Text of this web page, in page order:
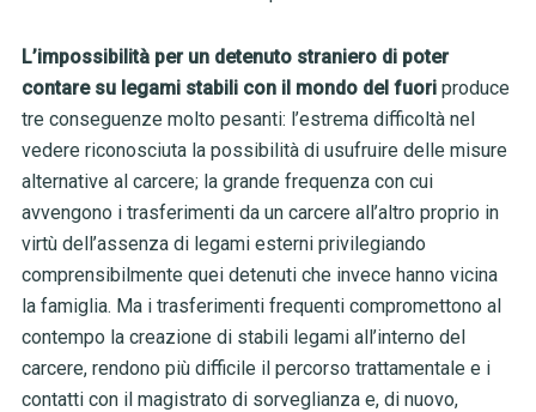
L’impossibilità per un detenuto straniero di poter
contare su legami stabili con il mondo del fuoriproduce
tre conseguenze molto pesanti: l’estrema difficoltà nel
vedere riconosciuta la possibilità di usufruire delle misure
alternative al carcere; la grande frequenza con cui
avvengono i trasferimenti da un carcere all’altro proprio in
virtù dell’assenza di legami esterni privilegiando
comprensibilmente quei detenuti che invece hanno vicina
la famiglia. Ma i trasferimenti frequenti compromettono al
contempo la creazione di stabili legami all’interno del
carcere, rendono più difficile il percorso trattamentale e i
contatti con il magistrato di sorveglianza e, di nuovo,